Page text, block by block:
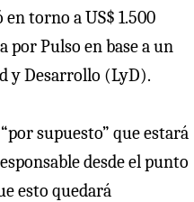
torno a US$ 1.500
por Pulso en base a un
y Desarrollo (LyD).
supuesto” que estará
desde el punto
esto quedará